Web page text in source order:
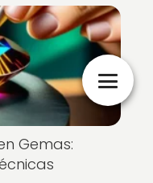
Gemas: